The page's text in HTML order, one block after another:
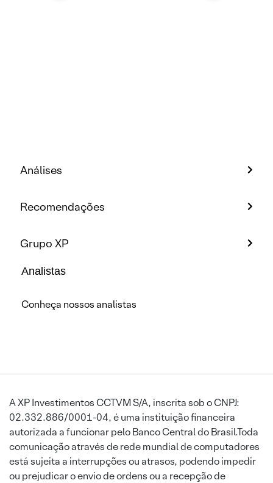
Análises
Recomendações
Grupo XP
Analistas
Conheça nossos analistas
A XP Investimentos CCTVM S/A, inscrita sob o CNPJ:
02.332.886/0001-04, é uma instituição financeira
autorizada a funcionar pelo Banco Central do Brasil.Toda
comunicação através de rede mundial de computadores
está sujeita a interrupções ou atrasos, podendo impedir
ou prejudicar o envio de ordens ou a recepção de